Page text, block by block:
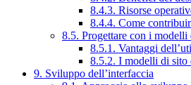
8.4.3. Risorse
8.4.4. Come
8.5. Progettare con i modelli
8.5.1. Vantaggi
8.5.2. I modelli di sito
9. Sviluppo dell’interfaccia